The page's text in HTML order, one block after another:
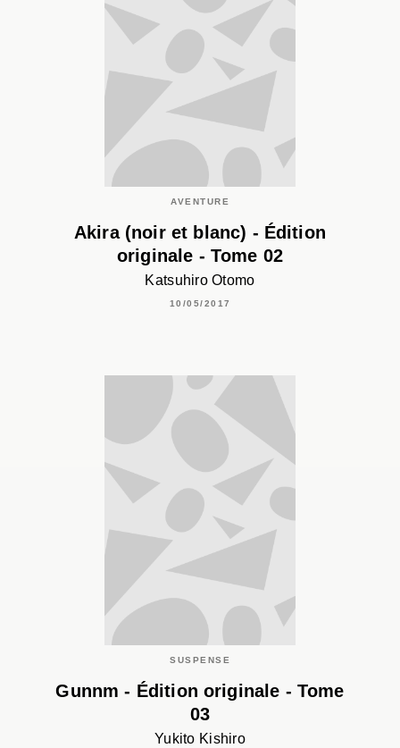
AVENTURE
Akira (noir et blanc) - Édition
originale - Tome 02
Katsuhiro Otomo
10/05/2017
SUSPENSE
Gunnm - Édition originale - Tome
03
Yukito Kishiro